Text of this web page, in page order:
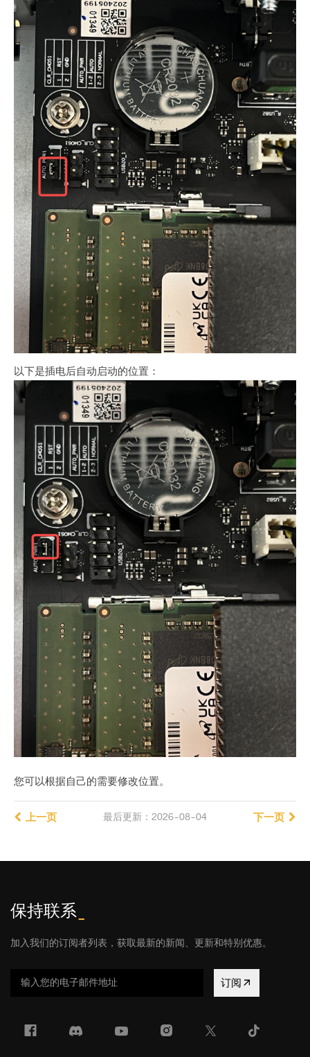
以下是插电后自动启动的位置：
您可以根据自己的需要修改位置。
最后更新：2026-08-04
上一页 下一页
保持联系
加入我们的订阅者列表，获取最新的新闻、更新和特别优惠。
订阅